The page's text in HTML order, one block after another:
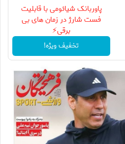
پاوربانک شیائومی با قابلیت
فست شارژ در زمان های بی
برقی⚡
تخفیف ویژه!